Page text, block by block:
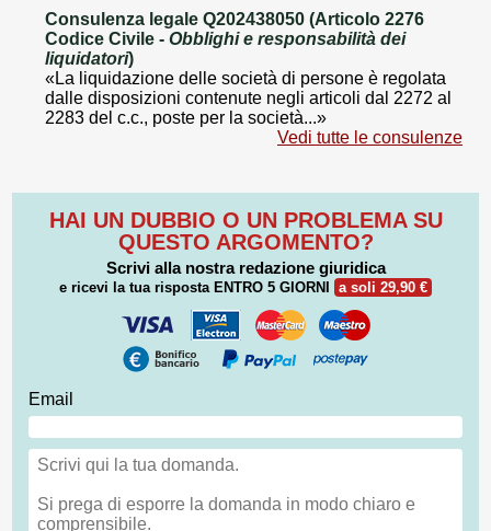
Consulenza legale Q202438050 (Articolo 2276
Codice Civile - Obblighi e responsabilità dei
liquidatori)
«La liquidazione delle società di persone è regolata
dalle disposizioni contenute negli articoli dal 2272 al
2283 del c.c., poste per la società...»
Vedi tutte le consulenze
HAI UN DUBBIO O UN PROBLEMA SU
QUESTO ARGOMENTO?
Scrivi alla nostra redazione giuridica
e ricevi la tua risposta ENTRO 5 GIORNI a soli 29,90 €
Email